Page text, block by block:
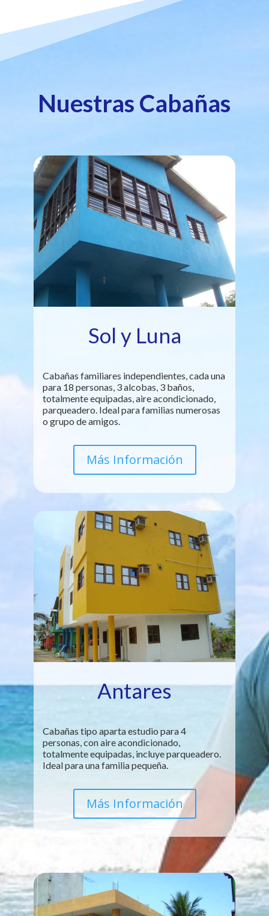
Nuestras Cabañas
Sol y Luna
Cabañas familiares independientes, cada una
para 18 personas, 3 alcobas, 3 baños,
totalmente equipadas, aire acondicionado,
parqueadero. Ideal para familias numerosas
o grupo de amigos.
Más Información
Antares
Cabañas tipo aparta estudio para 4
personas, con aire acondicionado,
totalmente equipadas, incluye parqueadero.
Ideal para una familia pequeña.
Más Información